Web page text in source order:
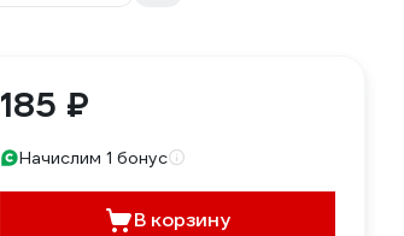
185 ₽
Начислим 1 бонус
В корзину